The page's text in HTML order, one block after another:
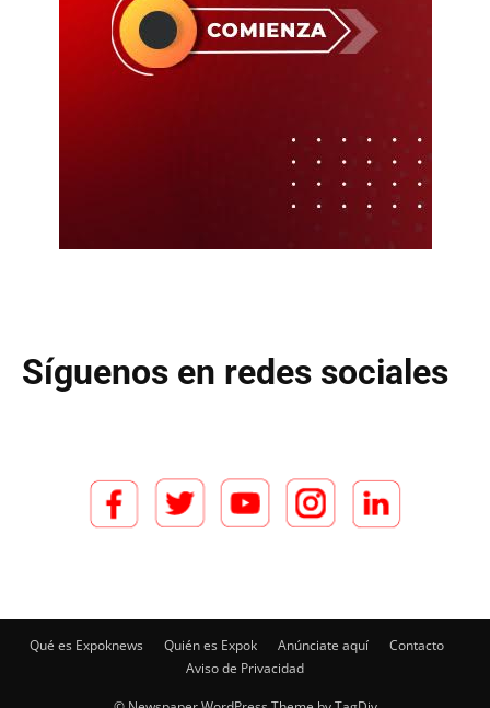
Síguenos en redes sociales
Qué es Expoknews Quién es Expok Anúnciate aquí
Contacto
Aviso de Privacidad